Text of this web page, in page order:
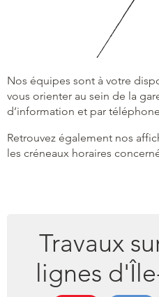
Nos équipes sont à votre
vous orienter au sein de la
d’information et par
Retrouvez également nos
les créneaux horaires
Travaux
lignes